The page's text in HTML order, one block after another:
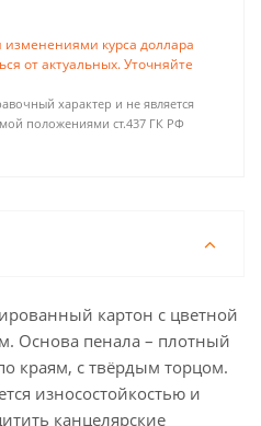
курса доллара
от актуальных. Уточняйте
характер и не является
положениями ст.437 ГК РФ
картон с цветной
Основа пенала – плотный
краям, с твёрдым торцом.
износостойкостью и
канцелярские